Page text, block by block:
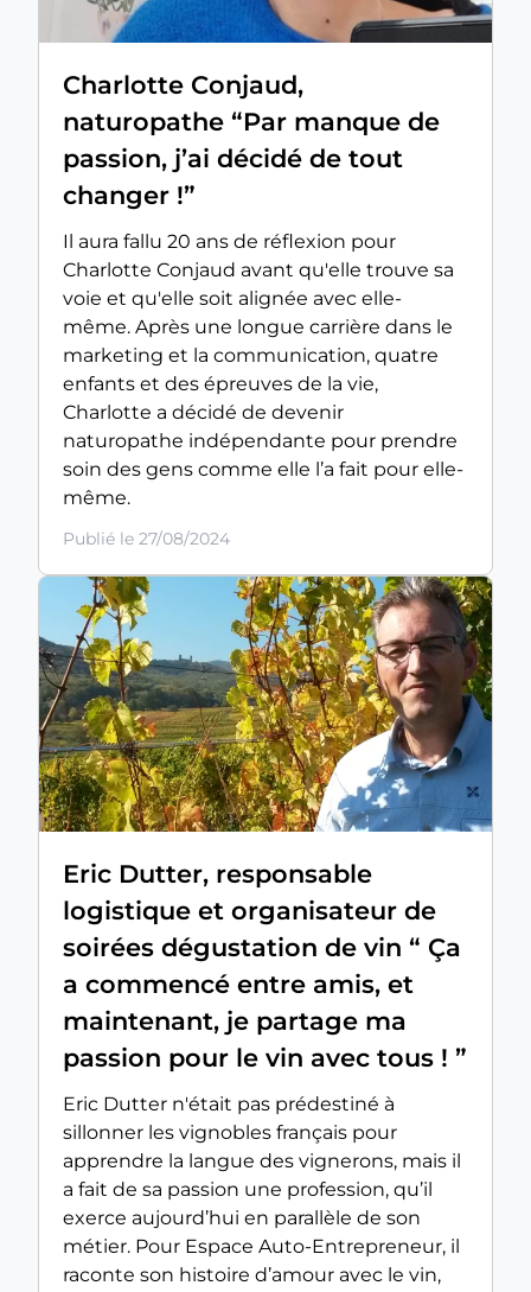
Charlotte Conjaud,
naturopathe “Par manque de
passion, j’ai décidé de tout
changer !”
Il aura fallu 20 ans de réflexion pour
Charlotte Conjaud avant qu'elle trouve sa
voie et qu'elle soit alignée avec elle-
même. Après une longue carrière dans le
marketing et la communication, quatre
enfants et des épreuves de la vie,
Charlotte a décidé de devenir
naturopathe indépendante pour prendre
soin des gens comme elle l’a fait pour elle-
même.
Publié le 27/08/2024
Eric Dutter, responsable
logistique et organisateur de
soirées dégustation de vin “ Ça
a commencé entre amis, et
maintenant, je partage ma
passion pour le vin avec tous ! ”
Eric Dutter n'était pas prédestiné à
sillonner les vignobles français pour
apprendre la langue des vignerons, mais il
a fait de sa passion une profession, qu’il
exerce aujourd’hui en parallèle de son
métier. Pour Espace Auto-Entrepreneur, il
raconte son histoire d’amour avec le vin,